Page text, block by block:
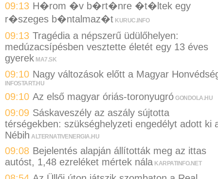
09:13 H�rom �v b�rt�nre �t�ltek egy
r�szeges b�ntalmaz�t KURUC.INFO
09:13 Tragédia a népszerű üdülőhelyen:
medúzacsípésben vesztette életét egy 13 éves
gyerek MA7.SK
09:10 Nagy változások előtt a Magyar
INFOSTART.HU
09:10 Az első magyar óriás-toronyugró GONDOLA.HU
09:09 Sáskaveszély az aszály sújtotta
térségekben: szükséghelyzeti engedélyt adott ki
Nébih ALTERNATIVENERGIA.HU
09:08 Bejelentés alapján állították meg az ittas
autóst, 1,48 ezreléket mértek nála KARPATINFO.NET